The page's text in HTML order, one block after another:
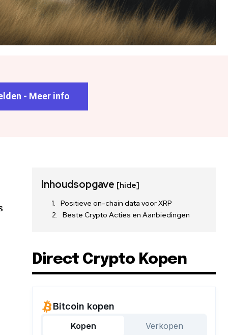
- Meer info
Inhoudsopgave [hide]
Positieve on-chain data voor XRP
Beste Crypto Acties en Aanbiedingen
Direct Crypto Kopen